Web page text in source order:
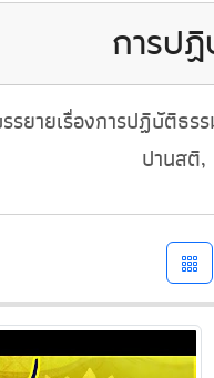
การป
ยายเรื่องการปฏิบัติธ
ปานสติ,